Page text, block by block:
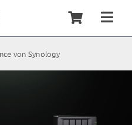
von Synology